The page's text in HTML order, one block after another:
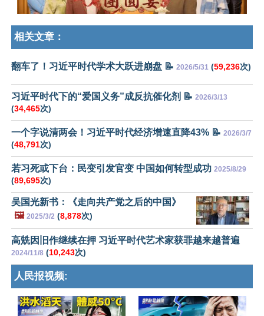
相关文章：
翻车了！习近平时代学术大跃进崩盘 📝 2026/5/31 (59,236次)
习近平时代下的“爱国义务”成反抗催化剂 📝 2026/3/13
(34,465次)
一个字说清两会！习近平时代经济增速直降43% 📝 2026/3/7
(48,791次)
若习死或下台：民变引发官变 中国如何转型成功 2025/8/29
(89,695次)
吴国光新书：《走向共产党之后的中国》
🖼️ 2025/3/2 (8,878次)
高兟因旧作继续在押 习近平时代艺术家获罪越来越普遍
2024/11/8 (10,243次)
人民报视频: